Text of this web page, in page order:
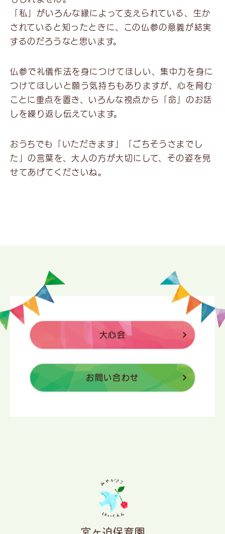
「私」がいろんな縁によって支えられている、生か
されていると知ったときに、この仏参の意義が結実
するのだろうなと思います。
仏参で礼儀作法を身につけてほしい、集中力を身に
つけてほしいと願う気持ちもありますが、心を育む
ことに重点を置き、いろんな視点から「命」のお話
しを繰り返し伝えています。
おうちでも「いただきます」「ごちそうさまでし
た」の言葉を、大人の方が大切にして、その姿を見
せてあげてくださいね。
大心会
お問い合わせ